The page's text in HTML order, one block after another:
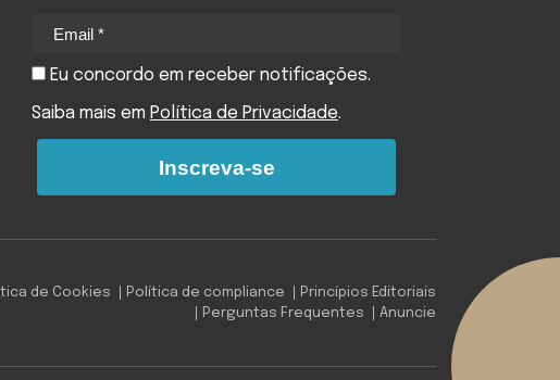
Eu concordo em receber notificações.
Saiba mais em Política de Privacidade.
Inscreva-se
de Cookies Política de compliance
Princípios Editoriais
Perguntas Frequentes
Anuncie